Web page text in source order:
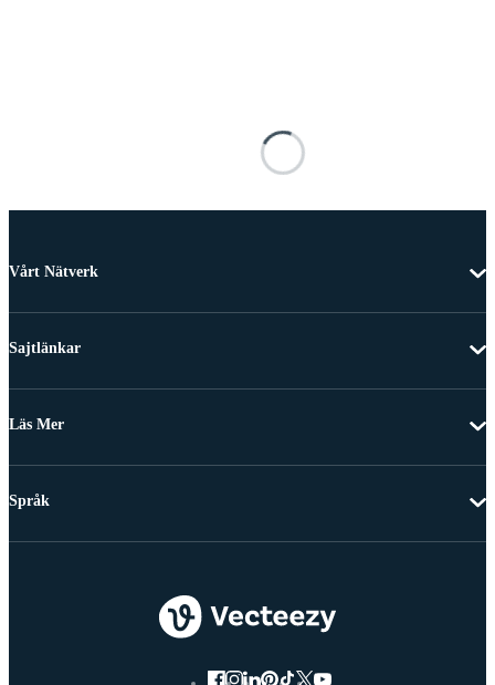
Vårt Nätverk
Sajtlänkar
Läs Mer
Språk